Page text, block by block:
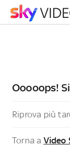
Ooooops!
Riprova più
Torna a Video